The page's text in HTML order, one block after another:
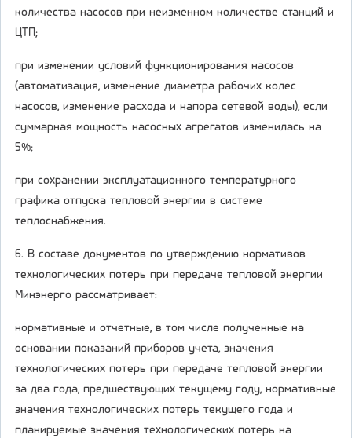
количества насосов при неизменном количестве станций и
ЦТП;
при изменении условий функционирования насосов
(автоматизация, изменение диаметра рабочих колес
насосов, изменение расхода и напора сетевой воды), если
суммарная мощность насосных агрегатов изменилась на
5%;
при сохранении эксплуатационного температурного
графика отпуска тепловой энергии в системе
теплоснабжения.
6. В составе документов по утверждению нормативов
технологических потерь при передаче тепловой энергии
Минэнерго рассматривает:
нормативные и отчетные, в том числе полученные на
основании показаний приборов учета, значения
технологических потерь при передаче тепловой энергии
за два года, предшествующих текущему году, нормативные
значения технологических потерь текущего года и
планируемые значения технологических потерь на